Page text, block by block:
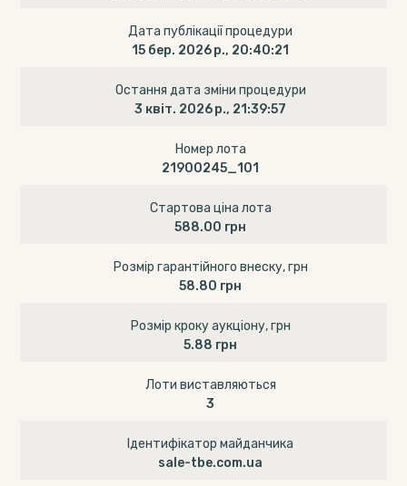
Дата публікації процедури
15 бер. 2026 р., 20:40:21
Остання дата зміни процедури
3 квіт. 2026 р., 21:39:57
Номер лота
21900245_101
Стартова ціна лота
588.00 грн
Розмір гарантійного внеску, грн
58.80 грн
Розмір кроку аукціону, грн
5.88 грн
Лоти виставляються
3
Ідентифікатор майданчика
sale-tbe.com.ua